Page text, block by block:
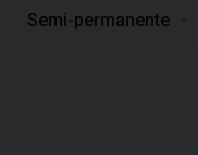
Semi-permanente -